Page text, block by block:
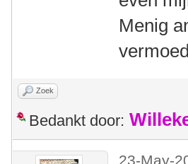
Menig
Zoek
Bedankt door:
23-May-